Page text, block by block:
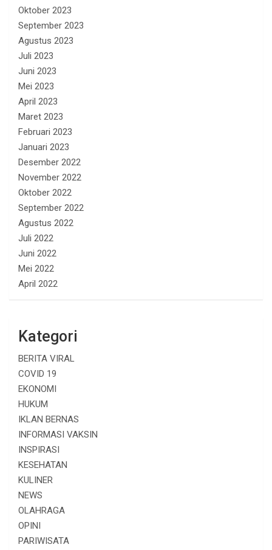
Oktober 2023
September 2023
Agustus 2023
Juli 2023
Juni 2023
Mei 2023
April 2023
Maret 2023
Februari 2023
Januari 2023
Desember 2022
November 2022
Oktober 2022
September 2022
Agustus 2022
Juli 2022
Juni 2022
Mei 2022
April 2022
Kategori
BERITA VIRAL
COVID 19
EKONOMI
HUKUM
IKLAN BERNAS
INFORMASI VAKSIN
INSPIRASI
KESEHATAN
KULINER
NEWS
OLAHRAGA
OPINI
PARIWISATA